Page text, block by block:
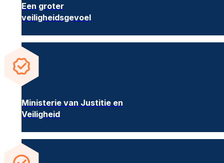
Een groter
veiligheidsgevoel
Ministerie van Justitie en
Veiligheid